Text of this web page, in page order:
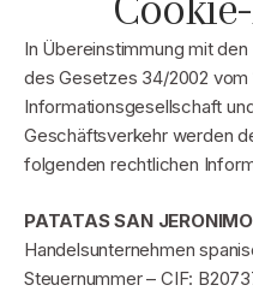
In Übereinstimmung mit
des Gesetzes 34/2002 vom
Informationsgesellschaft
Geschäftsverkehr werden
folgenden rechtlichen
PATATAS SAN
Handelsunternehmen
Steuernummer – CIF: